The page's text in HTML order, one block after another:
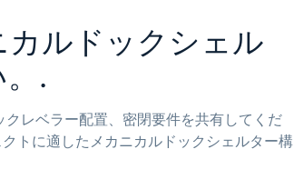
ルドックシェル
.
レベラー配置、密閉要件を共有してくだ
トに適したメカニカルドックシェルター構